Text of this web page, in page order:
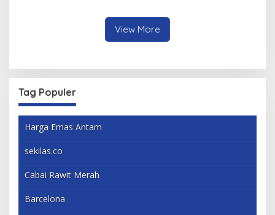
View More
Tag Populer
Harga Emas Antam
sekilas.co
Cabai Rawit Merah
Barcelona